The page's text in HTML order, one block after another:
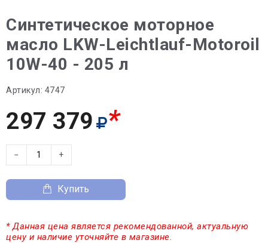
Синтетическое моторное
масло LKW-Leichtlauf-Motoroil
10W-40 - 205 л
Артикул: 4747
297 379 *
− +
Купить
* Данная цена является рекомендованной, актуальную
цену и наличие уточняйте в магазине.